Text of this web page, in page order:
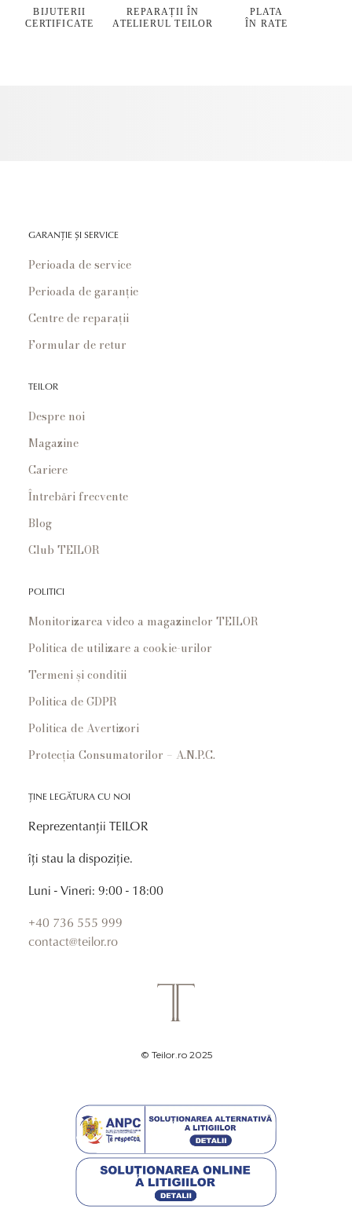
BIJUTERII
CERTIFICATE
REPARAȚII ÎN
ATELIERUL TEILOR
PLATA
ÎN RATE
GARANȚIE ȘI SERVICE
Perioada de service
Perioada de garanție
Centre de reparații
Formular de retur
TEILOR
Despre noi
Magazine
Cariere
Întrebări frecvente
Blog
Club TEILOR
POLITICI
Monitorizarea video a magazinelor TEILOR
Politica de utilizare a cookie-urilor
Termeni și conditii
Politica de GDPR
Politica de Avertizori
Protecția Consumatorilor – A.N.P.C.
ȚINE LEGĂTURA CU NOI
Reprezentanții TEILOR
îți stau la dispoziție.
Luni - Vineri: 9:00 - 18:00
+40 736 555 999
contact@teilor.ro
© Teilor.ro 2025